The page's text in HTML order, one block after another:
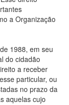
a Organização
1988, em seu
do cidadão
a receber
particular, ou
no prazo da
aquelas cujo